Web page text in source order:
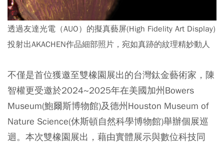
透過友達光電（AUO）的擬真藝屏(High Fidelity Art Display)
投射出AKACHEN作品細部照片，宛如真跡的紋理精妙動人
不僅是首位獲邀至雙橡園展出的台灣鈦金藝術家，陳
智權更受邀於2024~2025年在美國加州Bowers
Museum(鮑爾斯博物館)及德州Houston Museum of
Nature Science(休斯頓自然科學博物館)舉辦個展巡
迴。本次雙橡園展出，藉由實體展示與數位科技同